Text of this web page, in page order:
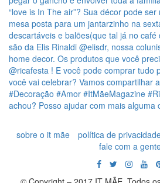
sobre o it mãe política de
fale com a